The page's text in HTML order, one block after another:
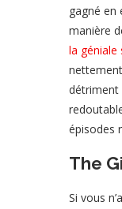
gagné en
manière
la géniale
détriment
épisodes
The
Si vous